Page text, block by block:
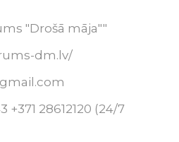
"Drošā māja""
dm.lv/
+371 28612120 (24/7